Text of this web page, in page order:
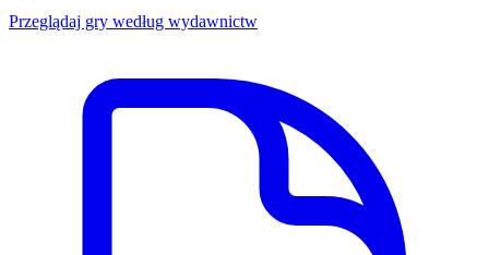
Przeglądaj gry według wydawnictw